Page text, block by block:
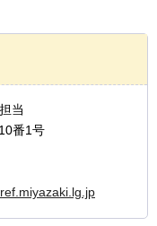
当
番1号